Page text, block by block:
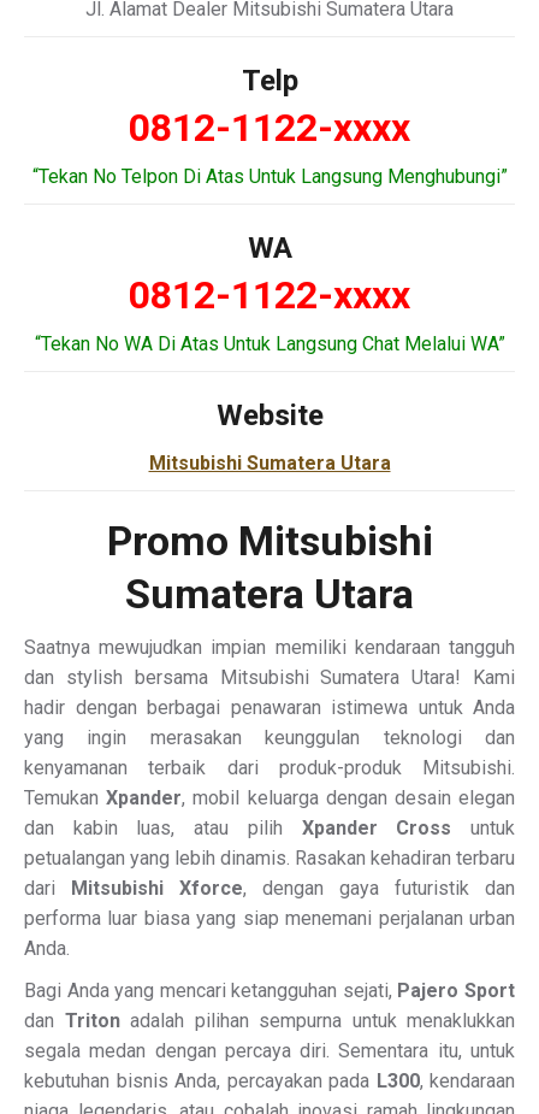
Jl. Alamat Dealer Mitsubishi Sumatera Utara
Telp
0812-1122-xxxx
“Tekan No Telpon Di Atas Untuk Langsung Menghubungi”
WA
0812-1122-xxxx
“Tekan No WA Di Atas Untuk Langsung Chat Melalui WA”
Website
Mitsubishi Sumatera Utara
Promo Mitsubishi
Sumatera Utara
Saatnya mewujudkan impian memiliki kendaraan tangguh
dan stylish bersama Mitsubishi Sumatera Utara! Kami
hadir dengan berbagai penawaran istimewa untuk Anda
yang ingin merasakan keunggulan teknologi dan
kenyamanan terbaik dari produk-produk Mitsubishi.
TemukanXpander, mobil keluarga dengan desain elegan
dan kabin luas, atau pilih Xpander Cross untuk
petualangan yang lebih dinamis. Rasakan kehadiran terbaru
dari Mitsubishi Xforce, dengan gaya futuristik dan
performa luar biasa yang siap menemani perjalanan urban
Anda.
Bagi Anda yang mencari ketangguhan sejati, Pajero Sport
dan Tritonadalah pilihan sempurna untuk menaklukkan
segala medan dengan percaya diri. Sementara itu, untuk
kebutuhan bisnis Anda, percayakan pada L300, kendaraan